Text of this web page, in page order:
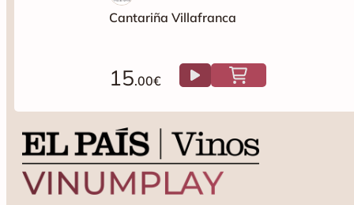
Cantariña Villafranca
15.00€